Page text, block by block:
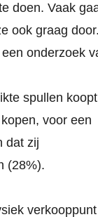
doen. Vaak
ook graag
onderzoek
spullen koopt
voor een
dat zij
(28%).
verkooppunt